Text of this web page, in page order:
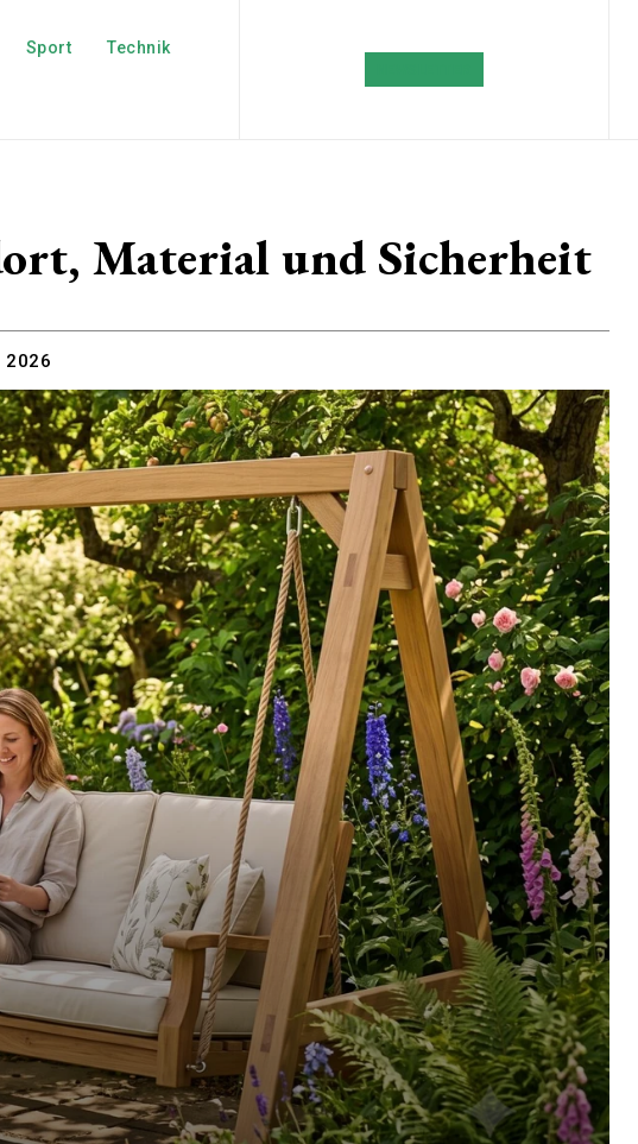
Sport Technik
Material und Sicherheit
2026